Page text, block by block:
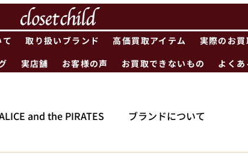
取り扱いブランド 高価買取アイテム
実際のお
実店舗 お客様の声 お買取できないもの よく
and the PIRATES ブランドについて